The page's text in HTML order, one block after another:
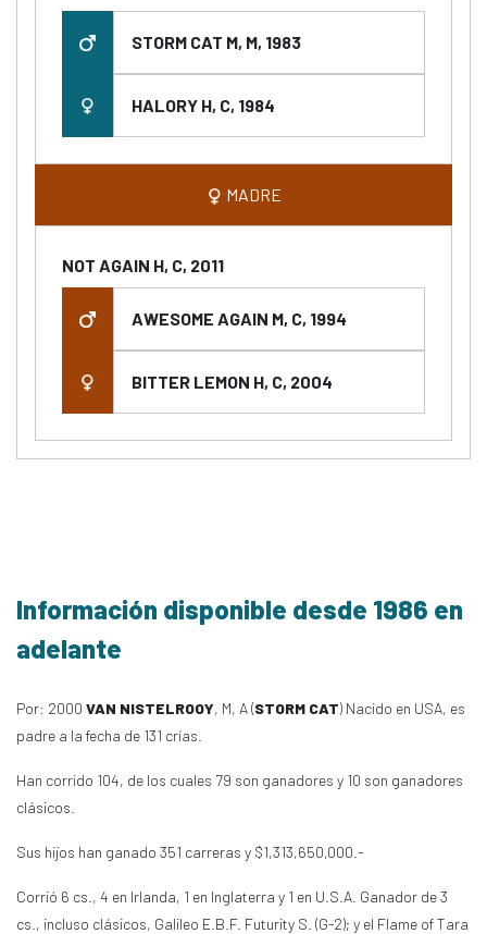
STORM CAT M, M, 1983
HALORY H, C, 1984
MADRE
NOT AGAIN H, C, 2011
AWESOME AGAIN M, C, 1994
BITTER LEMON H, C, 2004
Información disponible desde 1986 en
adelante
Por: 2000 VAN NISTELROOY, M, A (STORM CAT) Nacido en USA, es
padre a la fecha de 131 crías.
Han corrido 104, de los cuales 79 son ganadores y 10 son ganadores
clásicos.
Sus hijos han ganado 351 carreras y $1,313,650,000.-
Corrió 6 cs., 4 en Irlanda, 1 en Inglaterra y 1 en U.S.A. Ganador de 3
cs., incluso clásicos, Galileo E.B.F. Futurity S. (G-2); y el Flame of Tara